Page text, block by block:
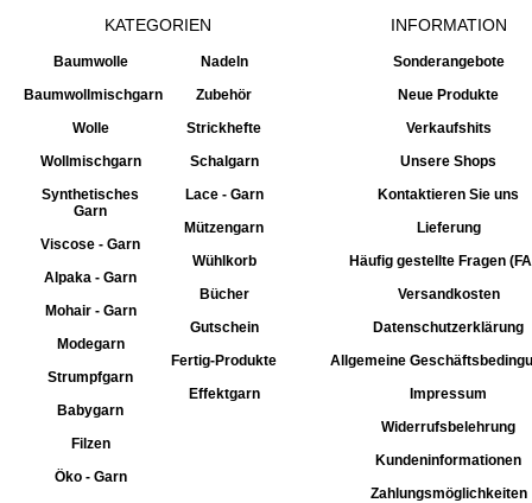
KATEGORIEN
Baumwolle
Baumwollmischgarn
Wolle
Wollmischgarn
Synthetisches
Garn
Viscose - Garn
Alpaka - Garn
Mohair - Garn
Modegarn
Strumpfgarn
Babygarn
Filzen
Öko - Garn
Nadeln
Zubehör
Strickhefte
Schalgarn
Lace - Garn
Mützengarn
Wühlkorb
Bücher
Gutschein
Fertig-Produkte
Effektgarn
INFORMATION
Sonderangebote
Neue Produkte
Verkaufshits
Unsere Shops
Kontaktieren Sie uns
Lieferung
Häufig gestellte Fragen
Versandkosten
Datenschutzerklärung
Allgemeine
Impressum
Widerrufsbelehrung
Kundeninformationen
Zahlungsmöglichkeiten